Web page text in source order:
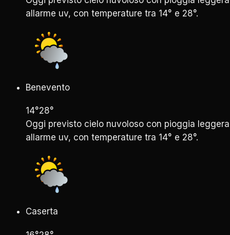
allarme uv, con temperature tra 14° e 28°.
Benevento
14°28°
Oggi previsto cielo nuvoloso con pioggia
allarme uv, con temperature tra 14° e 28°.
Caserta